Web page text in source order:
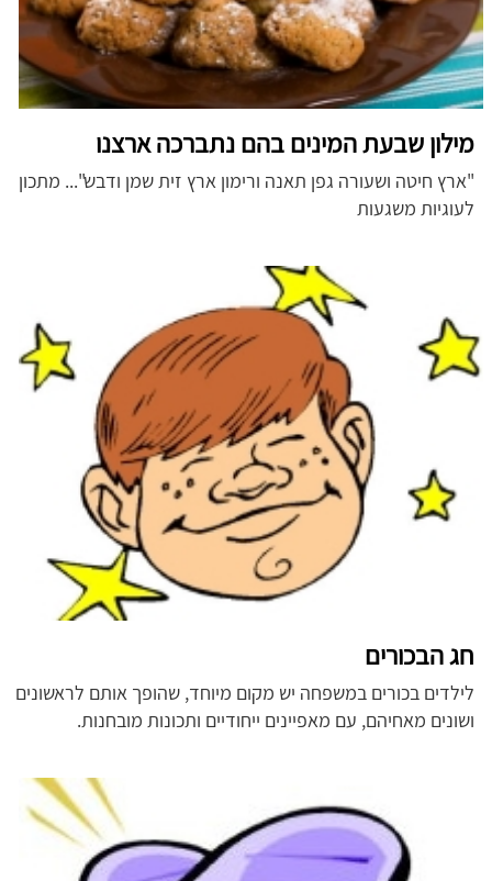
מילון שבעת המינים בהם נתברכה ארצנו
"ארץ חיטה ושעורה גפן תאנה ורימון ארץ זית שמן ודבש"... מתכון
לעוגיות משגעות
חג הבכורים
לילדים בכורים במשפחה יש מקום מיוחד, שהופך אותם לראשונים
ושונים מאחיהם, עם מאפיינים ייחודיים ותכונות מובחנות.